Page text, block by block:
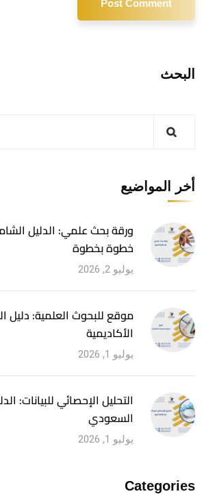
البحث
أخر المواضيع
ورقة بحث علمي: الدليل
خطوة بخطوة
يوليو 2, 2026
موقع للبحوث العلمية: دليل
الأكاديمية
يوليو 1, 2026
التحليل الإحصائي للبيانات:
السعودي
يوليو 1, 2026
Categories